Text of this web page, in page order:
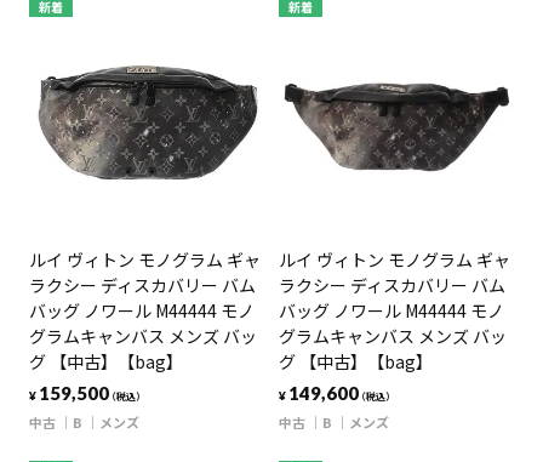
新着
ルイ ヴィトン モノグラム ギャ
ラクシー ディスカバリー バム
バッグ ノワール M44444 モノ
グラムキャンバス メンズ バッ
グ 【中古】【bag】
¥ 159,500（税込）
中古 B メンズ
新着
ルイ ヴィトン モノグラム ギャ
ラクシー ディスカバリー バム
バッグ ノワール M44444 モノ
グラムキャンバス メンズ バッ
グ 【中古】【bag】
¥ 149,600（税込）
中古 B メンズ